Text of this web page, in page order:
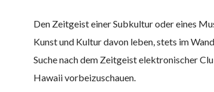
Den Zeitgeist einer Subkultur oder eines
Kunst und Kultur davon leben, stets im
Suche nach dem Zeitgeist elektronischer
Hawaii vorbeizuschauen.